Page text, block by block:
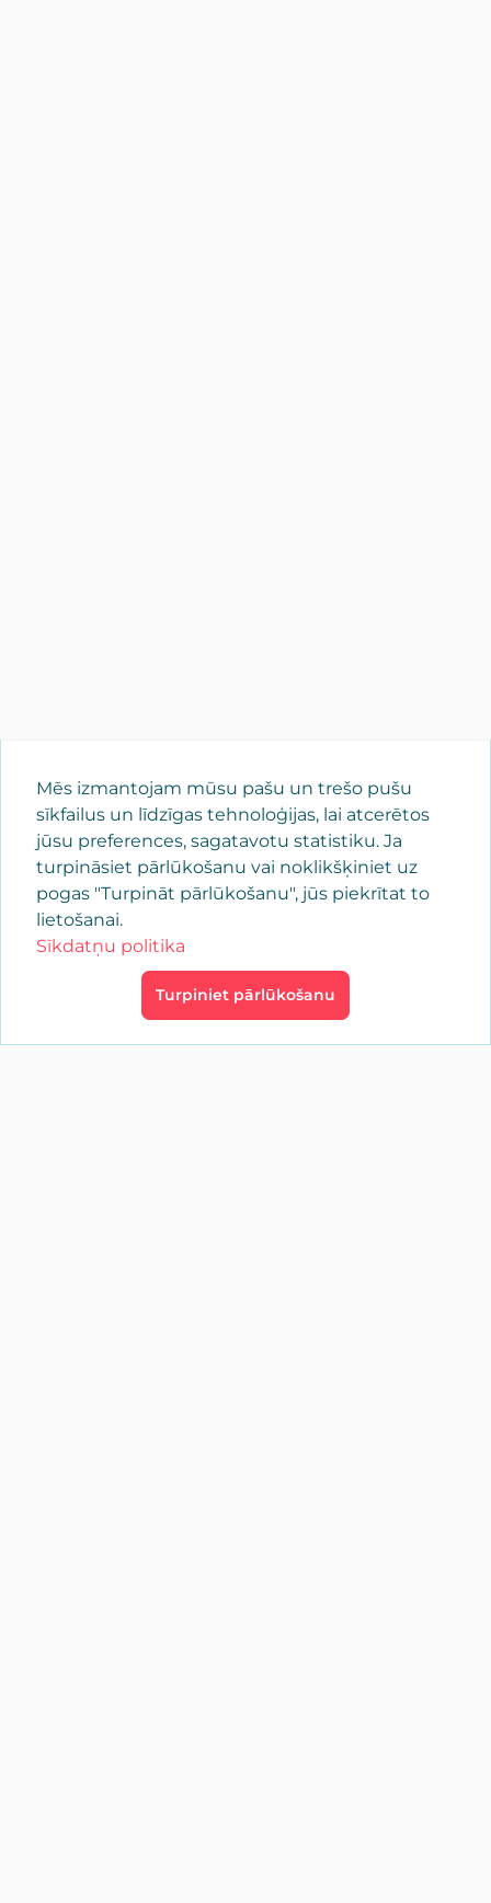
×
Mēs izmantojam mūsu pašu un trešo pušu
sīkfailus un līdzīgas tehnoloģijas, lai atcerētos
jūsu preferences, sagatavotu statistiku. Ja
turpināsiet pārlūkošanu vai noklikšķiniet uz
pogas "Turpināt pārlūkošanu", jūs piekrītat to
lietošanai.
Sīkdatņu politika
Turpiniet pārlūkošanu